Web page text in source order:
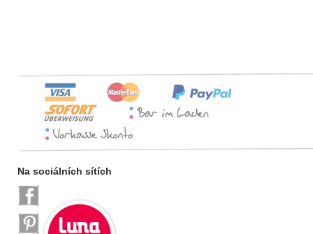
Na sociálních sítích